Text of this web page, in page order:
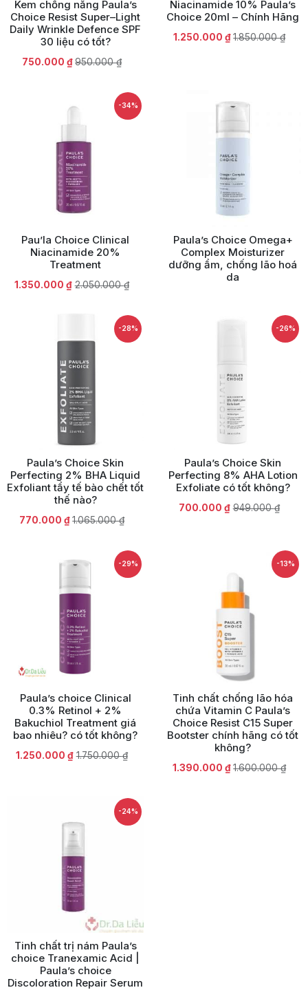
Kem chống nắng Paula’s
Choice Resist Super–Light
Daily Wrinkle Defence SPF
30 liệu có tốt?
950.000₫
Giá
950.000 ₫.
750.000 ₫ Giá
750.000 ₫.
Niacinamide 10% Paula’s
Choice 20ml – Chính Hãng
1.850.000₫
Giá
1.250.000 ₫ Giá
-34%
Pau’la Choice Clinical
Niacinamide 20%
Treatment
2.050.000₫
Giá
2.050.000 ₫.
1.350.000₫Giá
1.350.000 ₫.
Paula’s Choice Omega+
Complex Moisturizer
dưỡng ẩm, chống lão hoá
da
-28%
Paula’s Choice Skin
Perfecting 2% BHA Liquid
Exfoliant tẩy tế bào chết tốt
thế nào?
1.065.000₫
Giá
1.065.000 ₫.
770.000 ₫ Giá
là:
770.000 ₫.
-26%
Paula’s Choice Skin
Perfecting 8% AHA Lotion
Exfoliate có tốt không?
949.000₫
Giá
949.000 ₫.
700.000₫Giá
700.000 ₫.
-29%
Paula’s choice Clinical
0.3% Retinol + 2%
Bakuchiol Treatment giá
bao nhiêu? có tốt không?
1.750.000₫
Giá
1.750.000 ₫.
1.250.000₫Giá
1.250.000 ₫.
-13%
Tinh chất chống lão hóa
chứa Vitamin C Paula’s
Choice Resist C15 Super
Bootster chính hãng có tốt
không?
1.600.000₫
Giá
1.390.000 ₫ Giá
-24%
Tinh chất trị nám Paula’s
choice Tranexamic Acid |
Paula’s choice
Discoloration Repair Serum